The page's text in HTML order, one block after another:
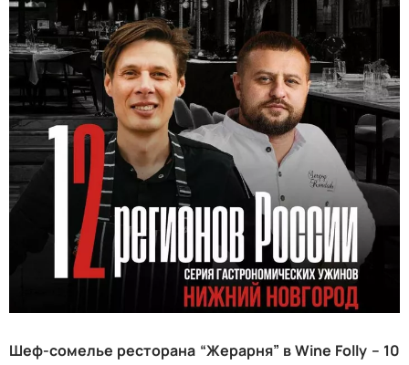
Шеф-сомелье ресторана “Жерарня” вWine Folly – 10